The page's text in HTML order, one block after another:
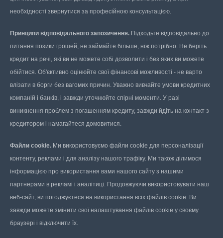
необхідності звернутися за професійною консультацією.
Принципи відповідального запозичення. Підходьте відповідально до
питання позики грошей, не займайте більше, ніж потрібно. Не беріть
кредит на речі, які ви не можете собі дозволити і без яких ви можете
обійтися. Об'єктивно оцінюйте свої фінансові можливості - не варто
влізати в борги без вагомих причин. Уважно вивчайте умови кредитних
компаній і банків, і завжди уточнюйте спірні моменти. У разі
виникнення проблем з погашенням кредиту, завжди йдіть на контакт з
кредитором і намагайтеся домовитися.
Файли cookie. Ми використовуємо файли cookie для персоналізації
контенту, реклами і для аналізу нашого трафіку. Ми також ділимося
інформацією про використання вами нашого сайту з нашими
партнерами в рекламі і аналітиці. Продовжуючи використовувати наш
веб-сайт, ви погоджуєтеся на використання всіх файлів cookie. Ви
завжди можете змінити свої налаштування файлів cookie у своєму
браузері і відключити їх.